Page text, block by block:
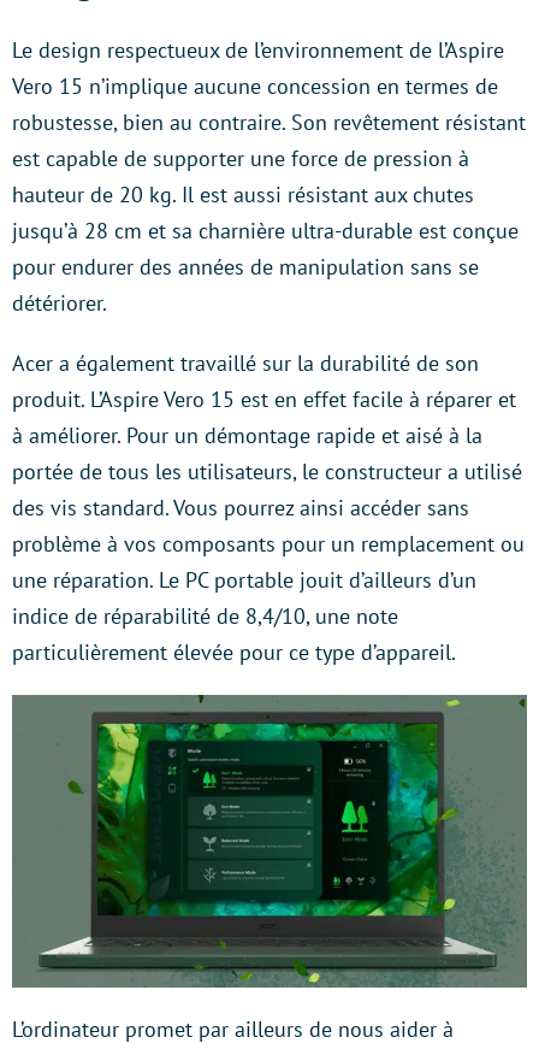
Le design respectueux de l’environnement de l’Aspire
Vero 15 n’implique aucune concession en termes de
robustesse, bien au contraire. Son revêtement résistant
est capable de supporter une force de pression à
hauteur de 20 kg. Il est aussi résistant aux chutes
jusqu’à 28 cm et sa charnière ultra-durable est conçue
pour endurer des années de manipulation sans se
détériorer.
Acer a également travaillé sur la durabilité de son
produit. L’Aspire Vero 15 est en effet facile à réparer et
à améliorer. Pour un démontage rapide et aisé à la
portée de tous les utilisateurs, le constructeur a utilisé
des vis standard. Vous pourrez ainsi accéder sans
problème à vos composants pour un remplacement ou
une réparation. Le PC portable jouit d’ailleurs d’un
indice de réparabilité de 8,4/10, une note
particulièrement élevée pour ce type d’appareil.
L’ordinateur promet par ailleurs de nous aider à